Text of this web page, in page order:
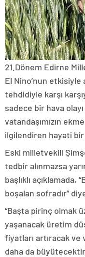
21.Dönem Edirne
El Nino’nun etkisiyle
tehdidiyle karşı
sadece bir hava
vatandaşımızın
ilgilendiren hayati bir
Eski milletvekili
tedbir alınmazsa
başlıklı açıklamada,
boşalan sofradır”
“Başta pirinç olmak
yaşanacak üretim
fiyatları artıracak ve
daha da